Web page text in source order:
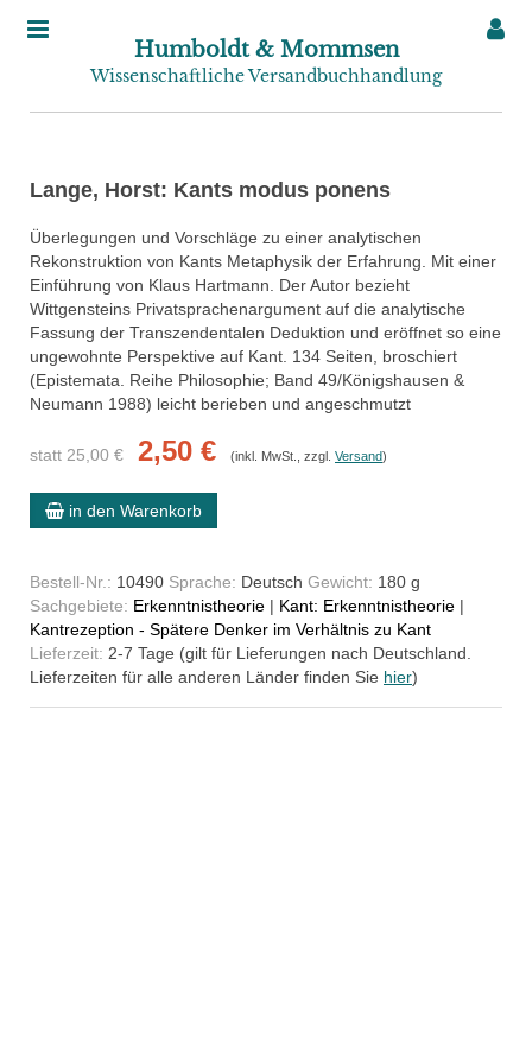
Humboldt & Mommsen
Wissenschaftliche Versandbuchhandlung
Lange, Horst: Kants modus ponens
Überlegungen und Vorschläge zu einer analytischen
Rekonstruktion von Kants Metaphysik der Erfahrung. Mit einer
Einführung von Klaus Hartmann. Der Autor bezieht
Wittgensteins Privatsprachenargument auf die analytische
Fassung der Transzendentalen Deduktion und eröffnet so eine
ungewohnte Perspektive auf Kant. 134 Seiten, broschiert
(Epistemata. Reihe Philosophie; Band 49/Königshausen &
Neumann 1988) leicht berieben und angeschmutzt
statt 25,00 € 2,50 € (inkl. MwSt., zzgl. Versand)
in den Warenkorb
Bestell-Nr.: 10490 Sprache: Deutsch Gewicht: 180 g
Sachgebiete: Erkenntnistheorie | Kant: Erkenntnistheorie |
Kantrezeption - Spätere Denker im Verhältnis zu Kant
Lieferzeit: 2-7 Tage (gilt für Lieferungen nach Deutschland.
Lieferzeiten für alle anderen Länder finden Sie hier)